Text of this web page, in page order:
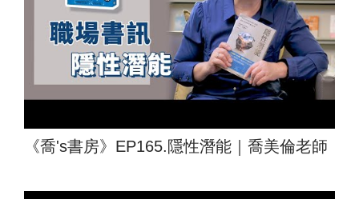
《喬's書房》EP165.隱性潛能｜喬美倫老師